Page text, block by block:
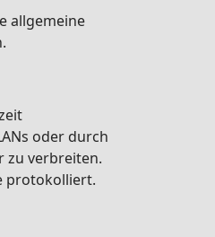
allgemeine
oder durch
zu verbreiten.
protokolliert.